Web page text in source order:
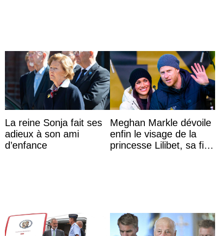
La reine Sonja fait ses
adieux à son ami
d’enfance
Meghan Markle dévoile
enfin le visage de la
princesse Lilibet, sa fille